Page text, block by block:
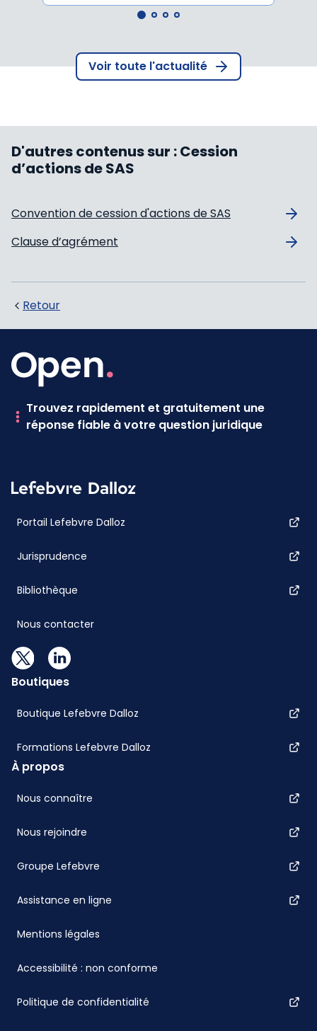
Voir toute l'actualité
D'autres contenus sur :Cession
d’actions de SAS
Convention de cession d'actions de SAS
Clause d’agrément
Retour
Trouvez rapidement et gratuitement une
réponse fiable à votre question juridique
Portail Lefebvre Dalloz
Jurisprudence
Bibliothèque
Nous contacter
Boutiques
Boutique Lefebvre Dalloz
Formations Lefebvre Dalloz
À propos
Nous connaître
Nous rejoindre
Groupe Lefebvre
Assistance en ligne
Mentions légales
Accessibilité : non conforme
Politique de confidentialité